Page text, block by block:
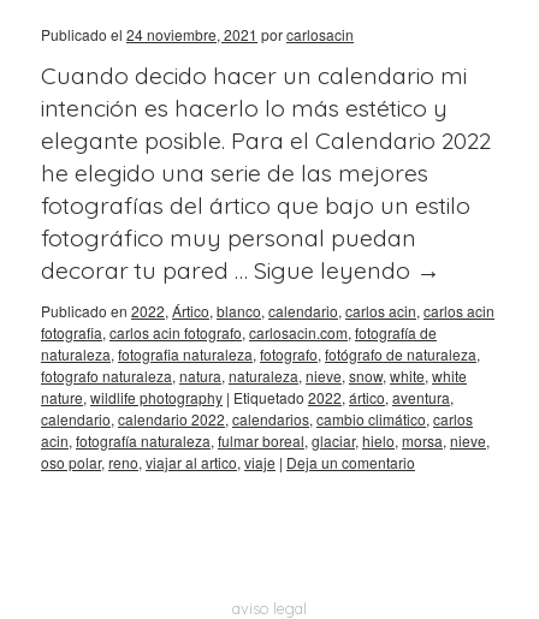
Publicado el 24 noviembre, 2021 porcarlosacin
Cuando decido hacer un calendario mi
intención es hacerlo lo más estético y
elegante posible. Para el Calendario 2022
he elegido una serie de las mejores
fotografías del ártico que bajo un estilo
fotográfico muy personal puedan
decorar tu pared … Sigue leyendo →
Publicado en 2022, Ártico, blanco, calendario, carlos acin, carlos acin
fotografia, carlos acin fotografo, carlosacin.com, fotografía de
naturaleza, fotografia naturaleza, fotografo, fotógrafo de naturaleza,
fotografo naturaleza, natura, naturaleza, nieve, snow, white, white
nature, wildlife photography | Etiquetado 2022, ártico, aventura,
calendario, calendario 2022, calendarios, cambio climático, carlos
acin, fotografía naturaleza, fulmar boreal, glaciar, hielo, morsa, nieve,
oso polar, reno, viajar al artico, viaje | Deja un comentario
aviso legal